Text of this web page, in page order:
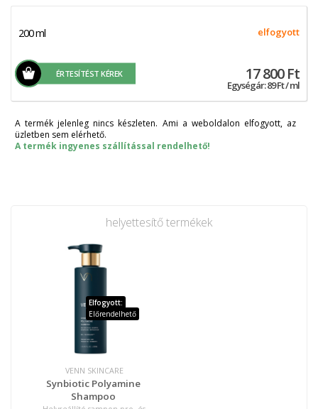
200 ml elfogyott
ÉRTESÍTÉST KÉREK 17 800 Ft
Egységár: 89 Ft / ml
A termék jelenleg nincs készleten. Ami a weboldalon elfogyott, az
üzletben sem elérhető.
A termék ingyenes szállítással rendelhető!
helyettesítő termékek
Elfogyott:
Előrendelhető
VENN SKINCARE
Synbiotic Polyamine
Shampoo